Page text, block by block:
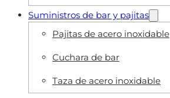
Suministros de bar y pajitas
Pajitas de acero inoxidable
Cuchara de bar
Taza de acero inoxidable